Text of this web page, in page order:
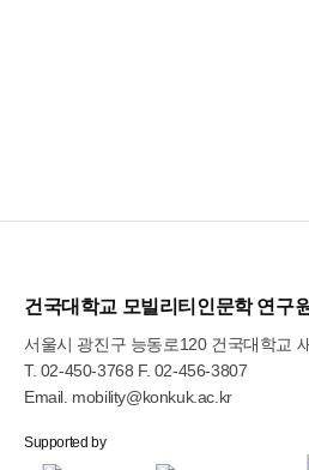
건국대학교 모빌리티인문학 연구원
서울시 광진구 능동로120 건국대학교
T. 02-450-3768 F. 02-456-3807
Email. mobility@konkuk.ac.kr